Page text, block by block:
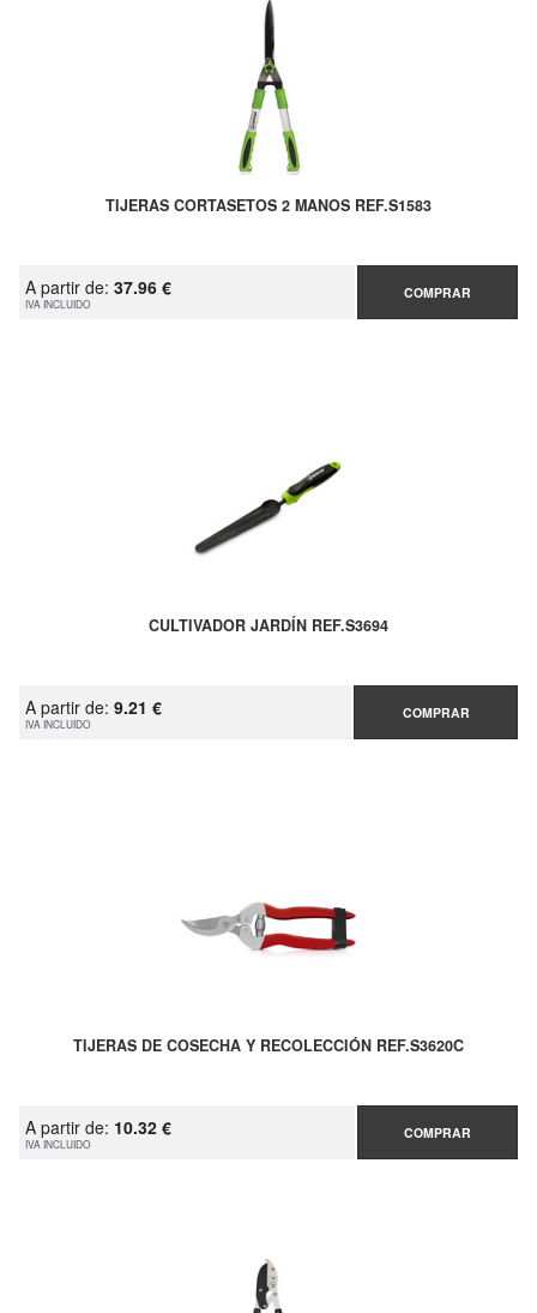
TIJERAS CORTASETOS 2 MANOS REF.S1583
A partir de: 37.96 €
IVA INCLUIDO
COMPRAR
CULTIVADOR JARDÍN REF.S3694
A partir de: 9.21 €
IVA INCLUIDO
COMPRAR
TIJERAS DE COSECHA Y RECOLECCIÓN REF.S3620C
A partir de: 10.32 €
IVA INCLUIDO
COMPRAR